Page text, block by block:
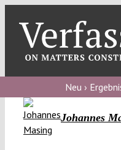
content
blog
Verfassungs
Neu ›
Johannes